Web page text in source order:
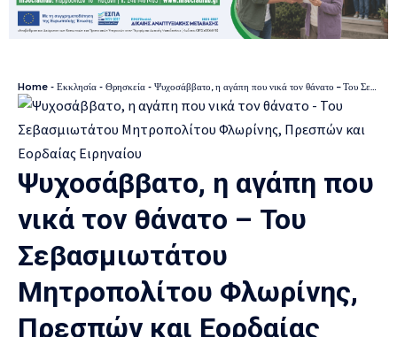
Home - Εκκλησία - Θρησκεία - Ψυχοσάββατο, η αγάπη που νικά τον θάνατο – Του Σεβασμιωτάτου Μητροπολίτου Φλωρίνης, Πρεσπών και Εορδαίας Ειρηναίου
Ψυχοσάββατο, η αγάπη που
νικά τον θάνατο – Του
Σεβασμιωτάτου
Μητροπολίτου Φλωρίνης,
Πρεσπών και Εορδαίας